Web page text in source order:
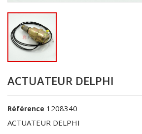
ACTUATEUR DELPHI
Référence 1208340
ACTUATEUR DELPHI